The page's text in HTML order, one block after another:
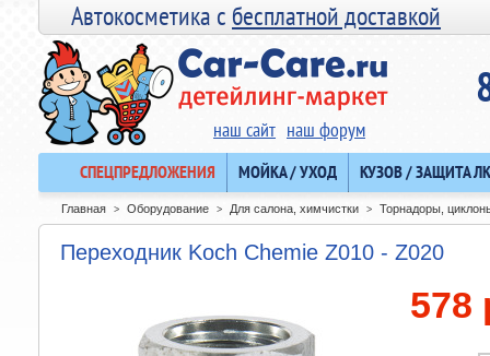
Автокосметика сбесплатной доставкой
наш сайт наш форум
СПЕЦПРЕДЛОЖЕНИЯ МОЙКА / УХОД КУЗОВ / ЗАЩИТА
Главная > Оборудование > Для салона, химчистки > Торнадоры,
Переходник Koch Chemie Z010 - Z020
578